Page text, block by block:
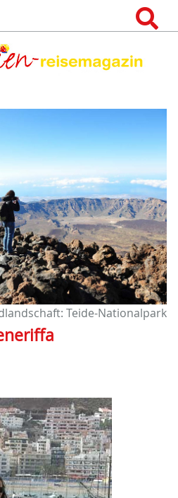
Teide-Nationalpark